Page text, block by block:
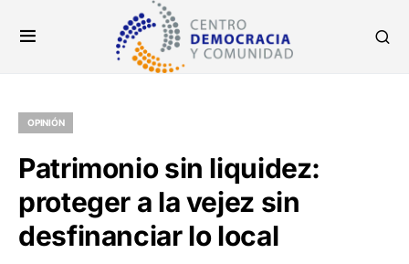
OPINIÓN
Patrimonio sin liquidez:
proteger a la vejez sin
desfinanciar lo local